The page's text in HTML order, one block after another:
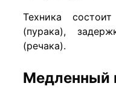
Техника
(пурака),
(речака).
Медленный